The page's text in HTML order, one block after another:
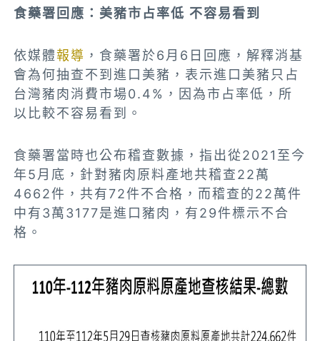
食藥署回應：美豬市占率低 不容易看到
依媒體報導 ，食藥署於6月6日回應，解釋消基
會為何抽查不到進口美豬，表示進口美豬只占
台灣豬肉消費市場0.4%，因為市占率低，所
以比較不容易看到。
食藥署當時也公布稽查數據，指出從2021至今
年5月底，針對豬肉原料產地共稽查22萬
4662件，共有72件不合格，而稽查的22萬件
中有3萬3177是進口豬肉，有29件標示不合
格。